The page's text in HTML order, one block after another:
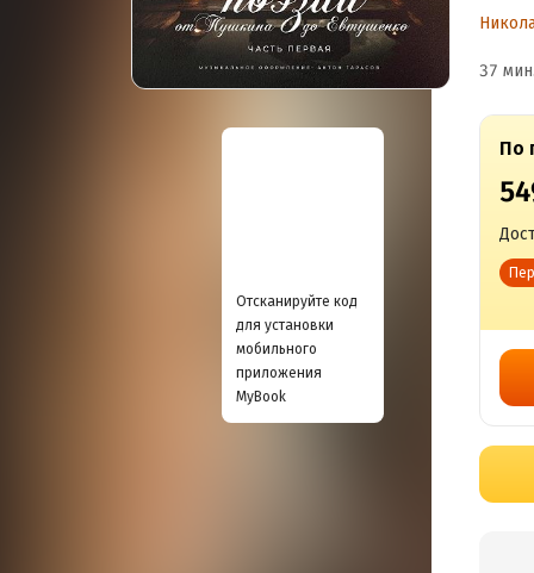
Отсканируйте код
для установки
мобильного
приложения
MyBook
37 мин.
По